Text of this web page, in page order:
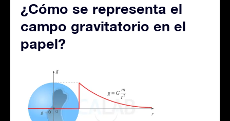
¿Cómo se representa el
campo gravitatorio en el
papel?